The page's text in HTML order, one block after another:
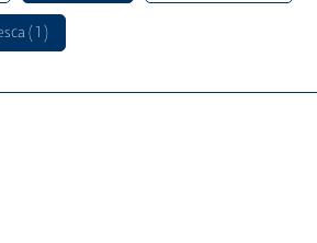
( 1 )